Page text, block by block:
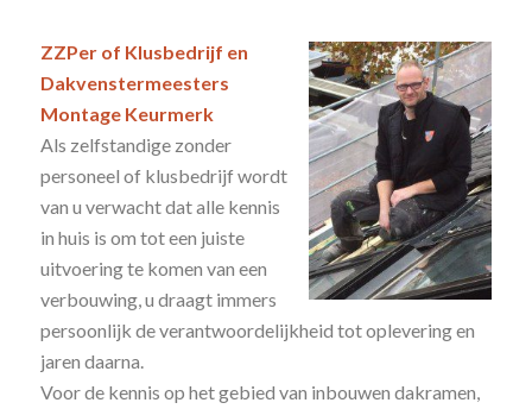
ZZPer of Klusbedrijf en
Dakvenstermeesters
Montage Keurmerk
Als zelfstandige zonder
personeel of klusbedrijf wordt
van u verwacht dat alle kennis
in huis is om tot een juiste
uitvoering te komen van een
verbouwing, u draagt immers
persoonlijk de verantwoordelijkheid tot oplevering en
jaren daarna.
Voor de kennis op het gebied van inbouwen dakramen,